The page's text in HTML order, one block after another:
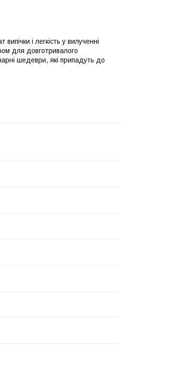
і легкість у вилученні
для довготривалого
шедеври, які припадуть до